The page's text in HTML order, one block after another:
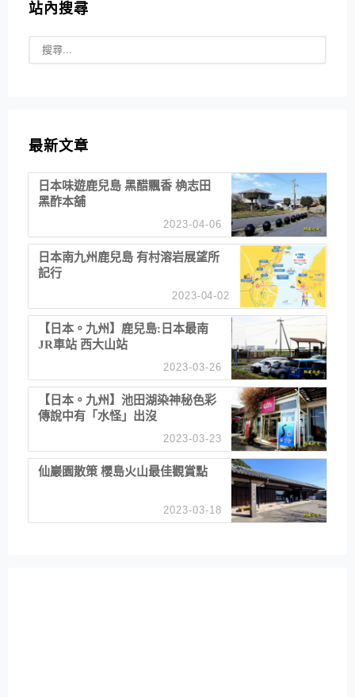
站內搜尋
最新文章
日本味遊鹿兒島 黑醋飄香 桷志田
黑酢本舖
2023-04-06
日本南九州鹿兒島 有村溶岩展望所
記行
2023-04-02
【日本。九州】鹿兒島:日本最南
JR車站 西大山站
2023-03-26
【日本。九州】池田湖染神秘色彩
傳說中有「水怪」出沒
2023-03-23
仙巖園散策 櫻島火山最佳觀賞點
2023-03-18